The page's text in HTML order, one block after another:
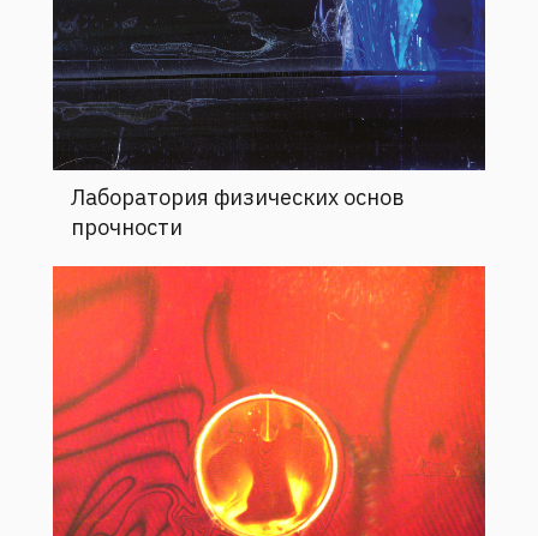
Лаборатория физических основ
прочности